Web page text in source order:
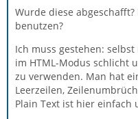
Wurde diese
benutzen?
Ich muss gestehen:
im HTML-Modus schlicht
zu verwenden. Man hat
Leerzeilen,
Plain Text ist hier einfach